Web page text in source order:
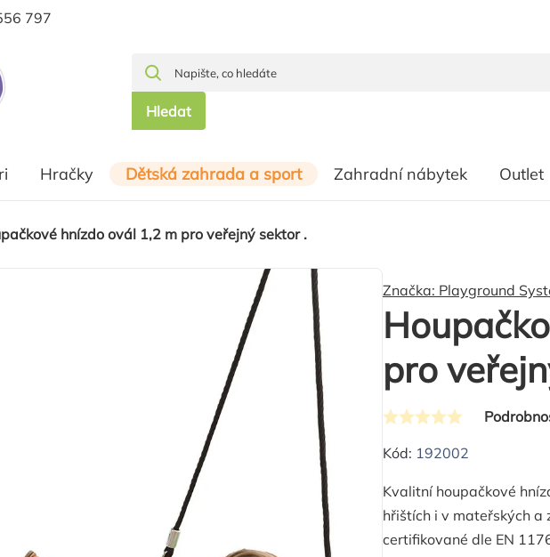
797
Hledat
Hračky Dětská zahrada a sport Zahradní nábytek Outlet
hnízdo ovál 1,2 m pro veřejný sektor .
pro
Průměrné
hodnocení
je
0,0
z
Značka: Playground
Kód: 192002
Kvalitní houpačkové
hřištích i v mateřských a
certifikované dle EN